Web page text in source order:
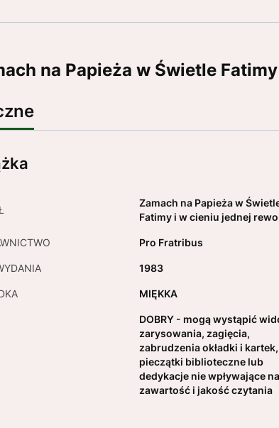
na Papieża w Świetle
Zamach na Papieża w
Fatimy i w cieniu jednej
Pro Fratribus
1983
MIĘKKA
DOBRY - mogą wystąpić
zarysowania, zagięcia,
zabrudzenia okładki i kartek,
pieczątki biblioteczne lub
dedykacje nie wpływające na
zawartość i jakość czytania